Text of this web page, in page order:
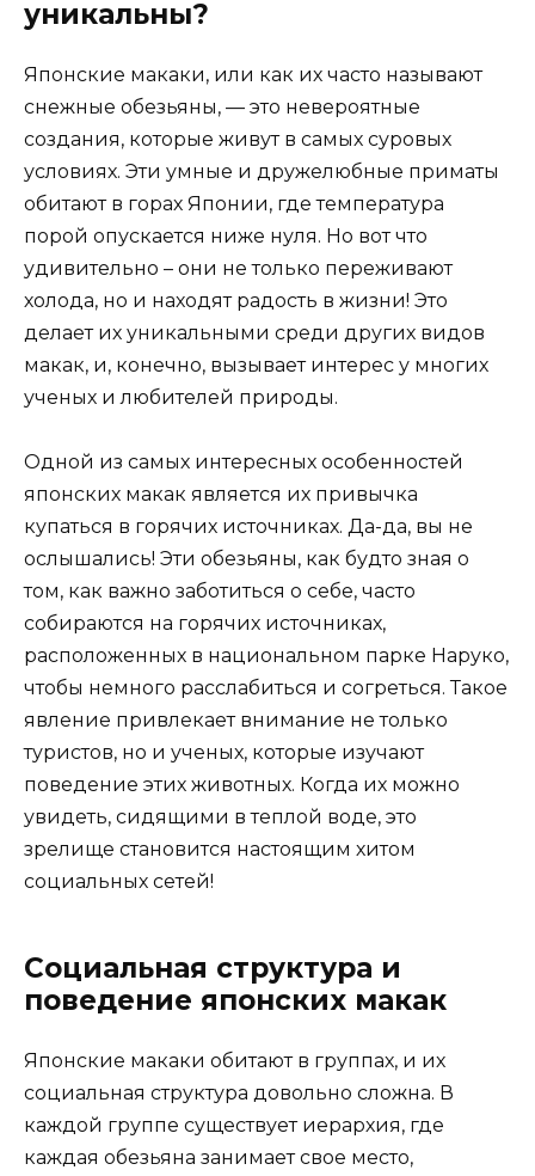
уникальны?
Японские макаки, или как их часто называют
снежные обезьяны, — это невероятные
создания, которые живут в самых суровых
условиях. Эти умные и дружелюбные приматы
обитают в горах Японии, где температура
порой опускается ниже нуля. Но вот что
удивительно – они не только переживают
холода, но и находят радость в жизни! Это
делает их уникальными среди других видов
макак, и, конечно, вызывает интерес у многих
ученых и любителей природы.
Одной из самых интересных особенностей
японских макак является их привычка
купаться в горячих источниках. Да-да, вы не
ослышались! Эти обезьяны, как будто зная о
том, как важно заботиться о себе, часто
собираются на горячих источниках,
расположенных в национальном парке Наруко,
чтобы немного расслабиться и согреться. Такое
явление привлекает внимание не только
туристов, но и ученых, которые изучают
поведение этих животных. Когда их можно
увидеть, сидящими в теплой воде, это
зрелище становится настоящим хитом
социальных сетей!
Социальная структура и
поведение японских макак
Японские макаки обитают в группах, и их
социальная структура довольно сложна. В
каждой группе существует иерархия, где
каждая обезьяна занимает свое место,